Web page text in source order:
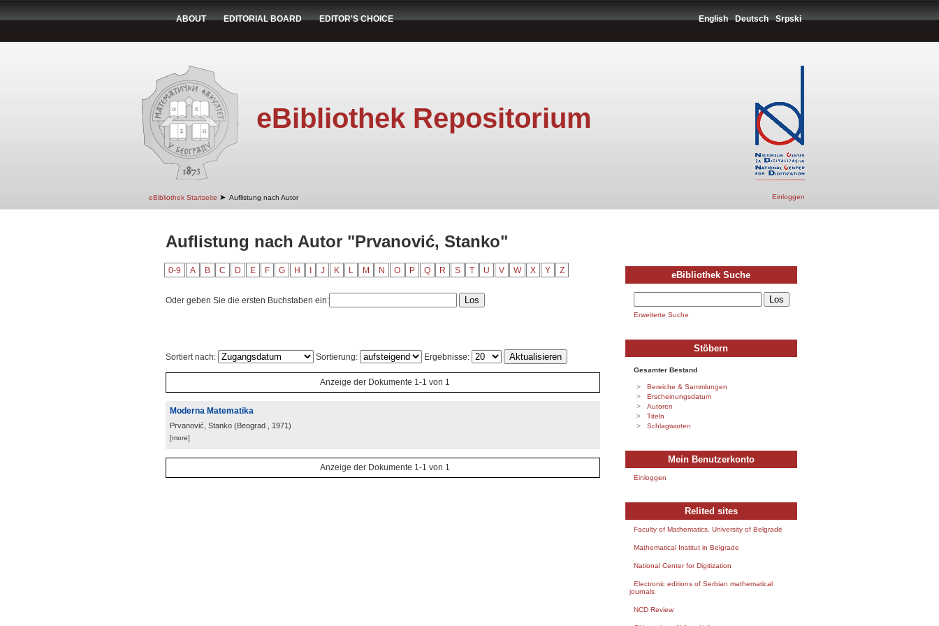
ABOUT EDITORIAL BOARD EDITOR'S CHOICE English Deutsch Srpski
eBibliothek Repositorium
eBibliothek Startseite ➤ Auflistung nach Autor Einloggen
Auflistung nach Autor "Prvanović, Stanko"
0-9 A B C D E F G H J K L M N O P Q R S T U V W X Y Z
Oder geben Sie die ersten Buchstaben ein:
Sortiert nach: Sortierung: Ergebnisse:
Anzeige der Dokumente 1-1 von 1
Moderna Matematika
Prvanović, Stanko (Beograd , 1971)
[more]
Anzeige der Dokumente 1-1 von 1
eBibliothek Suche
Erweiterte Suche
Stöbern
Gesamter Bestand
Bereiche & Sammlungen
Erscheinungsdatum
Autoren
Titeln
Schlagworten
Mein Benutzerkonto
Einloggen
Relited sites
Faculty of Mathematics, University of Belgrade
Mathematical Institut in Belgrade
National Center for Digitization
Electronic editions of Serbian mathematical
journals
NCD Review